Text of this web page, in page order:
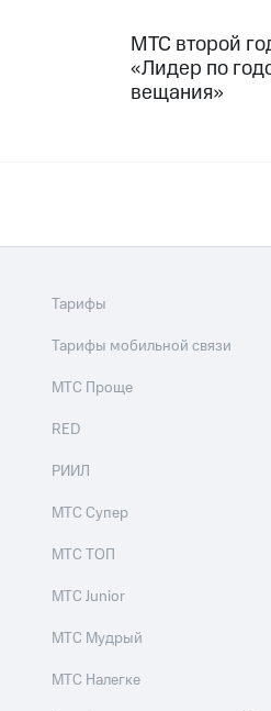
МТС второй
«Лидер по
вещания»
Тарифы
Тарифы мобильной связи
МТС Проще
RED
РИИЛ
МТС Супер
МТС ТОП
МТС Junior
МТС Мудрый
МТС Налегке